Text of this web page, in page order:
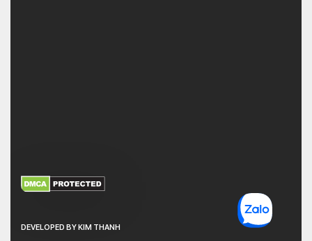
DEVELOPED BY KIM THANH
XEM THÊM